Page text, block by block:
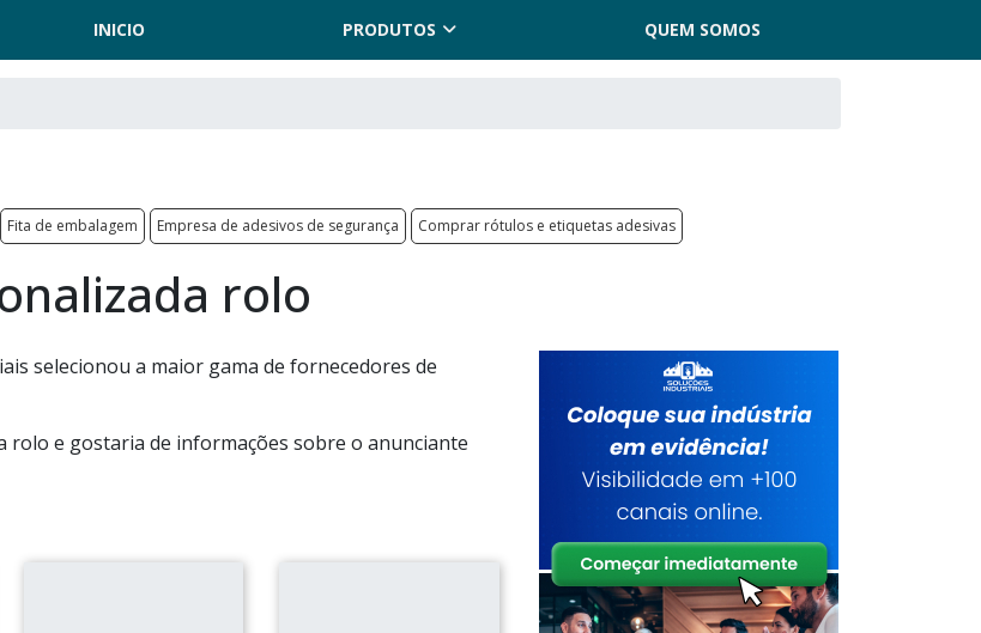
INICIO PRODUTOS QUEM SOMOS
Fita de embalagem Empresa de adesivos de segurança Comprar rótulos e etiquetas adesivas
rolo
selecionou a maior gama de fornecedores de
rolo e gostaria de informações sobre o anunciante